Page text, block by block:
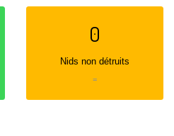
0
Nids non détruits
=